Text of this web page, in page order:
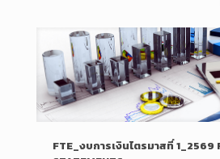
FTE_งบการเงินไตรมาสที่ 1_2569